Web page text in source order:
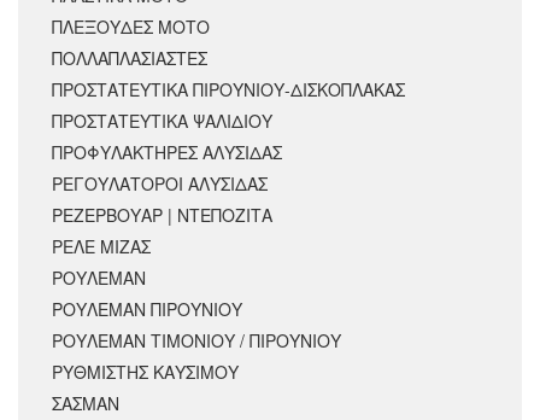
ΠΛΕΞΟΥΔΕΣ ΜΟΤΟ
ΠΟΛΛΑΠΛΑΣΙΑΣΤΕΣ
ΠΡΟΣΤΑΤΕΥΤΙΚΑ ΠΙΡΟΥΝΙΟΥ-ΔΙΣΚΟΠΛΑΚΑΣ
ΠΡΟΣΤΑΤΕΥΤΙΚΑ ΨΑΛΙΔΙΟΥ
ΠΡΟΦΥΛΑΚΤΗΡΕΣ ΑΛΥΣΙΔΑΣ
ΡΕΓΟΥΛΑΤΟΡΟΙ ΑΛΥΣΙΔΑΣ
ΡΕΖΕΡΒΟΥΑΡ | ΝΤΕΠΟΖΙΤΑ
ΡΕΛΕ ΜΙΖΑΣ
ΡΟΥΛΕΜΑΝ
ΡΟΥΛΕΜΑΝ ΠΙΡΟΥΝΙΟΥ
ΡΟΥΛΕΜΑΝ ΤΙΜΟΝΙΟΥ / ΠΙΡΟΥΝΙΟΥ
ΡΥΘΜΙΣΤΗΣ ΚΑΥΣΙΜΟΥ
ΣΑΣΜΑΝ